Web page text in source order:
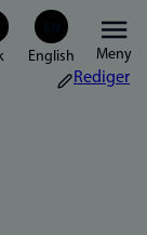
Meny
Rediger